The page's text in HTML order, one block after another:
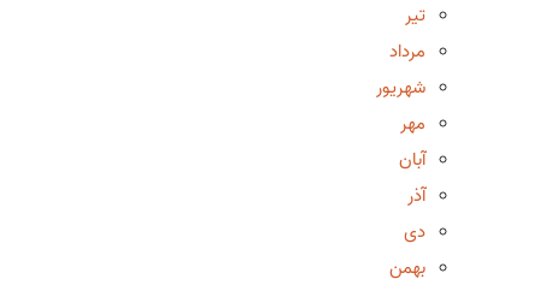
تیر
مرداد
شهریور
مهر
آبان
آذر
دی
بهمن